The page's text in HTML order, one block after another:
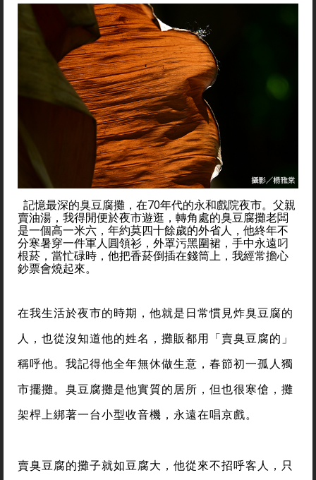
記憶最深的臭豆腐攤，在70年代的永和戲院夜市。父親
賣油湯，我得閒便於夜市遊逛，轉角處的臭豆腐攤老闆
是一個高一米六，年約莫四十餘歲的外省人，他終年不
分寒暑穿一件軍人圓領衫，外罩污黑圍裙，手中永遠叼
根菸，當忙碌時，他把香菸倒插在錢筒上，我經常擔心
鈔票會燒起來。
在我生活於夜市的時期，他就是日常慣見炸臭豆腐的
人，也從沒知道他的姓名，攤販都用「賣臭豆腐的」
稱呼他。我記得他全年無休做生意，春節初一孤人獨
市擺攤。臭豆腐攤是他實質的居所，但也很寒傖，攤
架桿上綁著一台小型收音機，永遠在唱京戲。
賣臭豆腐的攤子就如豆腐大，他從來不招呼客人，只